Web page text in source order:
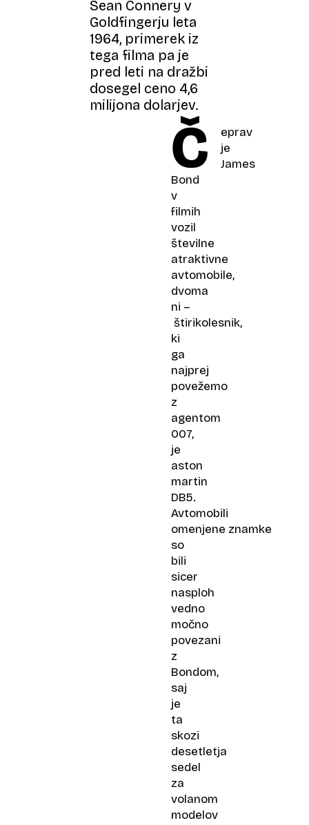
Sean Connery v
Goldfingerju leta
1964, primerek iz
tega filma pa je
pred leti na dražbi
dosegel ceno 4,6
milijona dolarjev.
Č
eprav
je
James
Bond
v
filmih
vozil
številne
atraktivne
avtomobile,
dvoma
ni –
štirikolesnik,
ki
ga
najprej
povežemo
z
agentom
007,
je
aston
martin
DB5.
Avtomobili
omenjene znamke
so
bili
sicer
nasploh
vedno
močno
povezani
z
Bondom,
saj
je
ta
skozi
desetletja
sedel
za
volanom
modelov